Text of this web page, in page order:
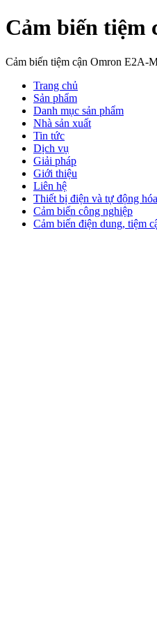
Cảm biến tiệm
Cảm biến tiệm cận Omron E2A-
Trang chủ
Sản phẩm
Danh mục sản phẩm
Nhà sản xuất
Tin tức
Dịch vụ
Giải pháp
Giới thiệu
Liên hệ
Thiết bị điện và tự động hóa
Cảm biến công nghiệp
Cảm biến điện dung, tiệm